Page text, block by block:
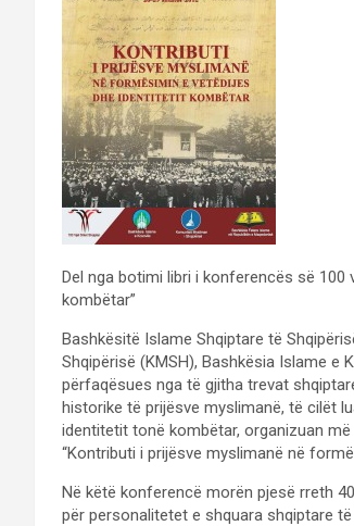
Del nga botimi libri i konferencës së
kombëtar”
Bashkësitë Islame Shqiptare të
Shqipërisë (KMSH), Bashkësia Islame e
përfaqësues nga të gjitha trevat
historike të prijësve myslimanë, të cilët
identitetit tonë kombëtar, organizuan
“Kontributi i prijësve myslimanë në
Në këtë konferencë morën pjesë rreth
për personalitetet e shquara shqiptare